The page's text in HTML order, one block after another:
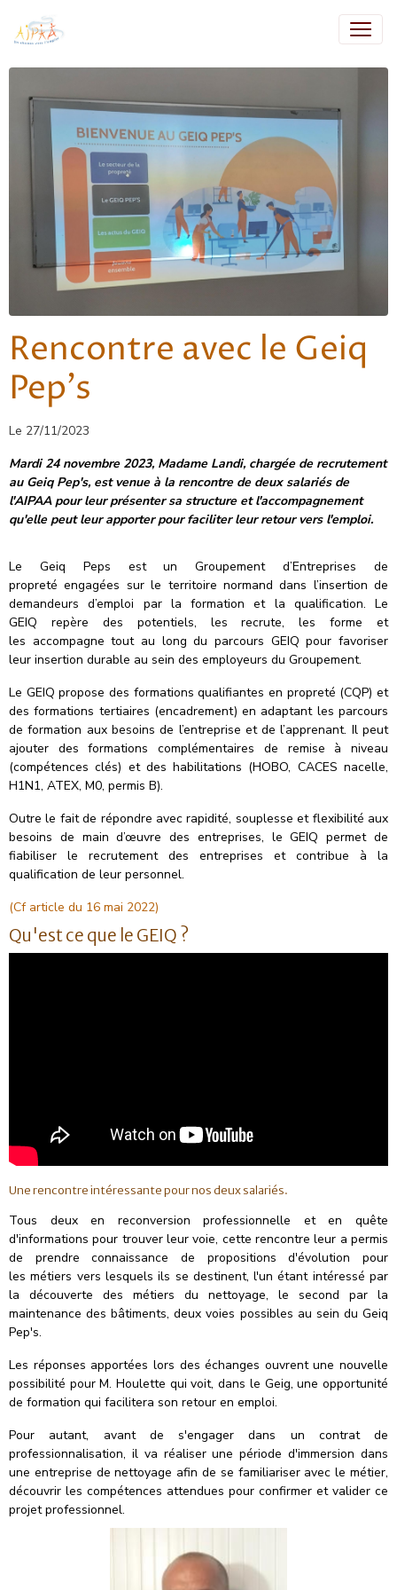
Rencontre avec le Geiq
Pep's
Le 27/11/2023
Mardi 24 novembre 2023, Madame Landi, chargée de recrutement
au Geiq Pep's, est venue à la rencontre de deux salariés de
l'AIPAA pour leur présenter sa structure et l'accompagnement
qu'elle peut leur apporter pour faciliter leur retour vers l'emploi.
Le Geiq Peps est un Groupement d’Entreprises de
propreté engagées sur le territoire normand dans l’insertion de
demandeurs d’emploi par la formation et la qualification. Le
GEIQ repère des potentiels, les recrute, les forme et
les accompagne tout au long du parcours GEIQ pour favoriser
leur insertion durable au sein des employeurs du Groupement.
Le GEIQ propose des formations qualifiantes en propreté (CQP) et
des formations tertiaires (encadrement) en adaptant les parcours
de formation aux besoins de l’entreprise et de l’apprenant. Il peut
ajouter des formations complémentaires de remise à niveau
(compétences clés) et des habilitations (HOBO, CACES nacelle,
H1N1, ATEX, M0, permis B).
Outre le fait de répondre avec rapidité, souplesse et flexibilité aux
besoins de main d’œuvre des entreprises, le GEIQ permet de
fiabiliser le recrutement des entreprises et contribue à la
qualification de leur personnel.
(Cf article du 16 mai 2022)
Qu'est ce que le GEIQ ?
Une rencontre intéressante pour nos deux salariés.
Tous deux en reconversion professionnelle et en quête
d'informations pour trouver leur voie, cette rencontre leur a permis
de prendre connaissance de propositions d'évolution pour
les métiers vers lesquels ils se destinent, l'un étant intéressé par
la découverte des métiers du nettoyage, le second par la
maintenance des bâtiments, deux voies possibles au sein du Geiq
Pep's.
Les réponses apportées lors des échanges ouvrent une nouvelle
possibilité pour M. Houlette qui voit, dans le Geig, une opportunité
de formation qui facilitera son retour en emploi.
Pour autant, avant de s'engager dans un contrat de
professionnalisation, il va réaliser une période d'immersion dans
une entreprise de nettoyage afin de se familiariser avec le métier,
découvrir les compétences attendues pour confirmer et valider ce
projet professionnel.